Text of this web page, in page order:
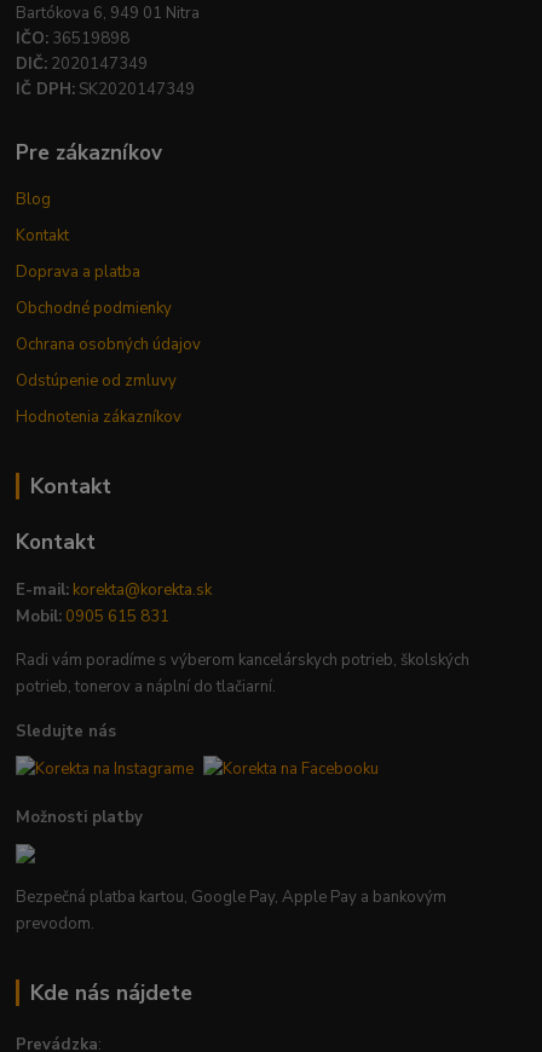
Bartókova 6, 949 01 Nitra
IČO: 36519898
DIČ: 2020147349
IČ DPH: SK2020147349
Pre zákazníkov
Blog
Kontakt
Doprava a platba
Obchodné podmienky
Ochrana osobných údajov
Odstúpenie od zmluvy
Hodnotenia zákazníkov
Kontakt
Kontakt
E-mail: korekta@korekta.sk
Mobil: 0905 615 831
Radi vám poradíme s výberom kancelárskych potrieb, školských
potrieb, tonerov a náplní do tlačiarní.
Sledujte nás
Možnosti platby
Bezpečná platba kartou, Google Pay, Apple Pay a bankovým
prevodom.
Kde nás nájdete
Prevádzka: